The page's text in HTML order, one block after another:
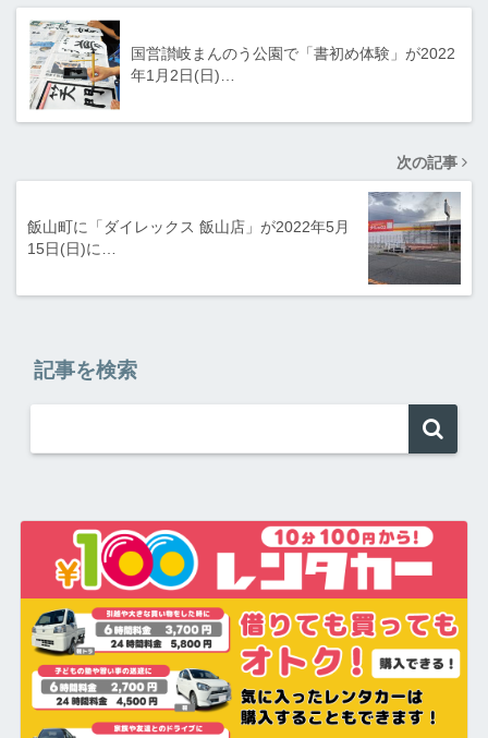
国営讃岐まんのう公園で「書初め体験」が2022
年1月2日(日)…
次の記事
飯山町に「ダイレックス 飯山店」が2022年5月
15日(日)に…
記事を検索